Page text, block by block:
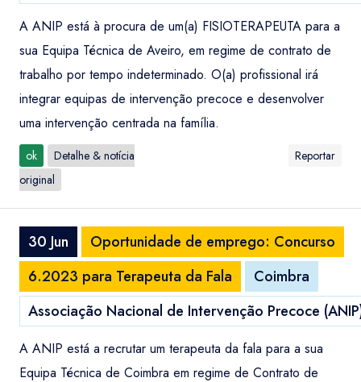
A ANIP está à procura de um(a) FISIOTERAPEUTA para a
sua Equipa Técnica de Aveiro, em regime de contrato de
trabalho por tempo indeterminado. O(a) profissional irá
integrar equipas de intervenção precoce e desenvolver
uma intervenção centrada na família.
ok
Detalhe & notícia
original
Reportar
30 Jun
Oportunidade de emprego: Concurso
6.2023 para Terapeuta da Fala
Coimbra
Associação Nacional de Intervenção Precoce
A ANIP está a recrutar um terapeuta da fala para a sua
Equipa Técnica de Coimbra em regime de Contrato de